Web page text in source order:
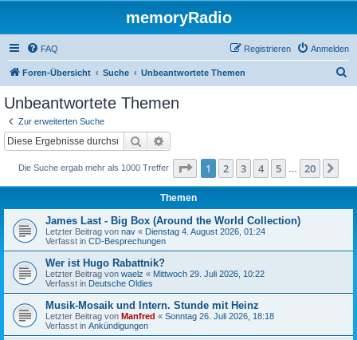
memoryRadio
FAQ Anmelden
Registrieren
Foren-Übersicht Suche Unbeantwortete Themen
Unbeantwortete Themen
Zur erweiterten Suche
Suche
Die Suche ergab mehr als 1000 Treffer Seite 1von 20
1 2 3 4 5 20
Themen
James Last - Big Box (Around the World Collection)
Letzter Beitrag von nav « Dienstag 4. August 2026, 01:24
Verfasst in CD-Besprechungen
Wer ist Hugo Rabattnik?
Letzter Beitrag von waelz « Mittwoch 29. Juli 2026, 10:22
Verfasst in Deutsche Oldies
Musik-Mosaik und Intern. Stunde mit Heinz
Letzter Beitrag von Manfred « Sonntag 26. Juli 2026, 18:18
Verfasst in Ankündigungen